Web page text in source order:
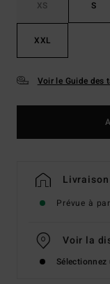
XS S
XXL
Voir le Guide des
Prévue à
Voir la